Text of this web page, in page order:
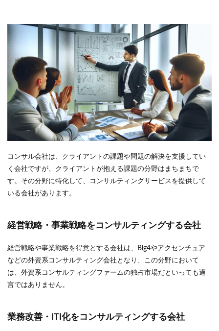
コンサル会社は、クライアントの課題や問題の解決を支援してい
く会社ですが、クライアントが抱える課題の分野はまちまちで
す。その分野に特化して、コンサルティングサービスを提供して
いる会社があります。
経営戦略・事業戦略をコンサルティングする会社
経営戦略や事業戦略を得意とする会社は、Big4やアクセンチュア
などの外資系コンサルティング会社となり、この分野において
は、外資系コンサルティングファームの独占市場だといっても過
言ではありません。
業務改善・ITI化をコンサルティングする会社